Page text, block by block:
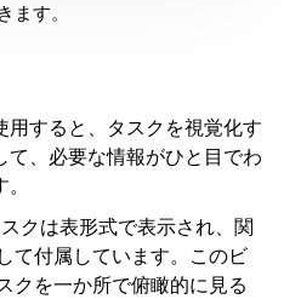
ます。
用すると、タスクを視覚化す
て、必要な情報がひと目でわ
スクは表形式で表示され、関
て付属しています。このビ
クを一か所で俯瞰的に見る